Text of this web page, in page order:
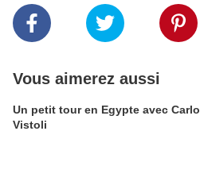
Vous aimerez aussi
Un petit tour en Egypte avec Carlo
Vistoli